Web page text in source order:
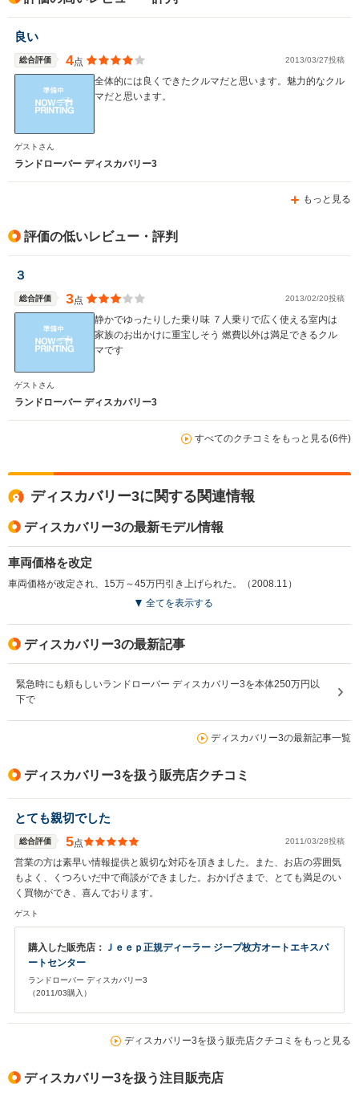
良い
総合評価 4点 2013/03/27投稿
全体的には良くできたクルマだと思います。魅力的なクル
マだと思います。
ゲストさん
ランドローバー ディスカバリー3
もっと見る
評価の低いレビュー・評判
３
総合評価 3点 2013/02/20投稿
静かでゆったりした乗り味 ７人乗りで広く使える室内は
家族のお出かけに重宝しそう 燃費以外は満足できるクル
マです
ゲストさん
ランドローバー ディスカバリー3
すべてのクチコミをもっと見る(6件)
ディスカバリー3に関する関連情報
ディスカバリー3の最新モデル情報
車両価格を改定
車両価格が改定され、15万～45万円引き上げられた。（2008.11）
全てを表示する
ディスカバリー3の最新記事
緊急時にも頼もしいランドローバー ディスカバリー3を本体250万円以
下で
ディスカバリー3の最新記事一覧
ディスカバリー3を扱う販売店クチコミ
とても親切でした
総合評価 5点 2011/03/28投稿
営業の方は素早い情報提供と親切な対応を頂きました。また、お店の雰囲気
もよく、くつろいだ中で商談ができました。おかげさまで、とても満足のい
く買物ができ、喜んでおります。
ゲスト
購入した販売店： Ｊｅｅｐ正規ディーラー ジープ枚方オートエキスパ
ートセンター
ランドローバー ディスカバリー3
（2011/03購入）
ディスカバリー3を扱う販売店クチコミをもっと見る
ディスカバリー3を扱う注目販売店